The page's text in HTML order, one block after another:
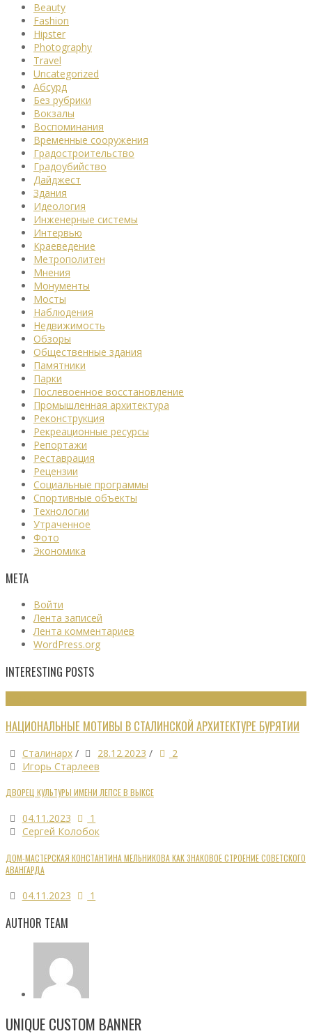
Beauty
Fashion
Hipster
Photography
Travel
Uncategorized
Абсурд
Без рубрики
Вокзалы
Воспоминания
Временные сооружения
Градостроительство
Градоубийство
Дайджест
Здания
Идеология
Инженерные системы
Интервью
Краеведение
Метрополитен
Мнения
Монументы
Мосты
Наблюдения
Недвижимость
Обзоры
Общественные здания
Памятники
Парки
Послевоенное восстановление
Промышленная архитектура
Реконструкция
Рекреационные ресурсы
Репортажи
Реставрация
Рецензии
Социальные программы
Спортивные объекты
Технологии
Утраченное
Фото
Экономика
МЕТА
Войти
Лента записей
Лента комментариев
WordPress.org
INTERESTING POSTS
НАЦИОНАЛЬНЫЕ МОТИВЫ В СТАЛИНСКОЙ АРХИТЕКТУРЕ БУРЯТИИ
Сталинарх / 28.12.2023 /
2
Игорь Старлеев
ДВОРЕЦ КУЛЬТУРЫ ИМЕНИ ЛЕПСЕ В ВЫКСЕ
04.11.2023
1
Сергей Колобок
ДОМ-МАСТЕРСКАЯ КОНСТАНТИНА МЕЛЬНИКОВА КАК ЗНАКОВОЕ СТРОЕНИЕ СОВЕТСКОГО
АВАНГАРДА
04.11.2023 1
AUTHOR TEAM
UNIQUE CUSTOM BANNER